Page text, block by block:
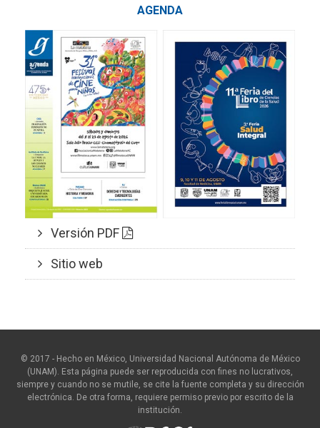
AGENDA
Versión PDF
Sitio web
© 2017 - Hecho en México, Universidad Nacional Autónoma de México
(UNAM). Esta página puede ser reproducida con fines no lucrativos,
siempre y cuando no se mutile, se cite la fuente completa y su dirección
electrónica. De otra forma, requiere permiso previo por escrito de la
institución.